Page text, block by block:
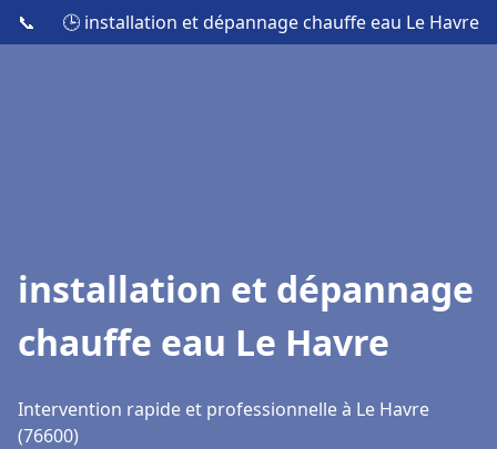
📞 🕒 installation et dépannage chauffe eau Le Havre
installation et dépannage
chauffe eau Le Havre
Intervention rapide et professionnelle à Le Havre
(76600)